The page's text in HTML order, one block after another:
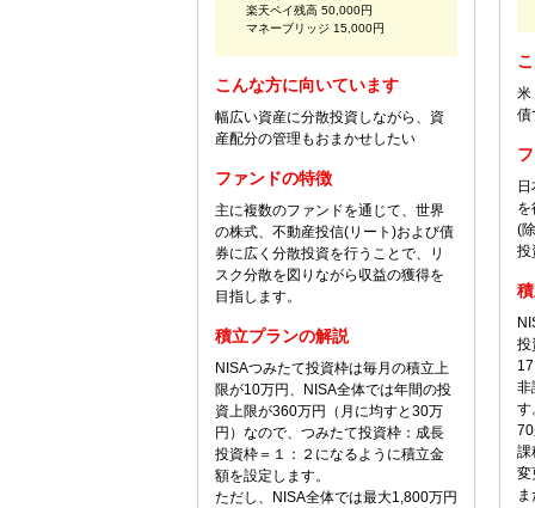
楽天ペイ残高 50,000円
マネーブリッジ 15,000円
こんな方に向いています
幅広い資産に分散投資しながら、資
産配分の管理もおまかせしたい
ファンドの特徴
主に複数のファンドを通じて、世界
の株式、不動産投信(リート)および債
券に広く分散投資を行うことで、リ
スク分散を図りながら収益の獲得を
目指します。
積立プランの解説
NISAつみたて投資枠は毎月の積立上
限が10万円、NISA全体では年間の投
資上限が360万円（月に均すと30万
円）なので、つみたて投資枠：成長
投資枠＝１：２になるように積立金
額を設定します。
ただし、NISA全体では最大1,800万円
米
債
(
投
投
非
す
課
変